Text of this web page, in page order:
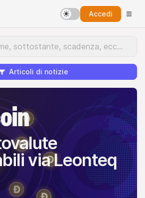
Accedi
Articoli di notizie
via Leonteq